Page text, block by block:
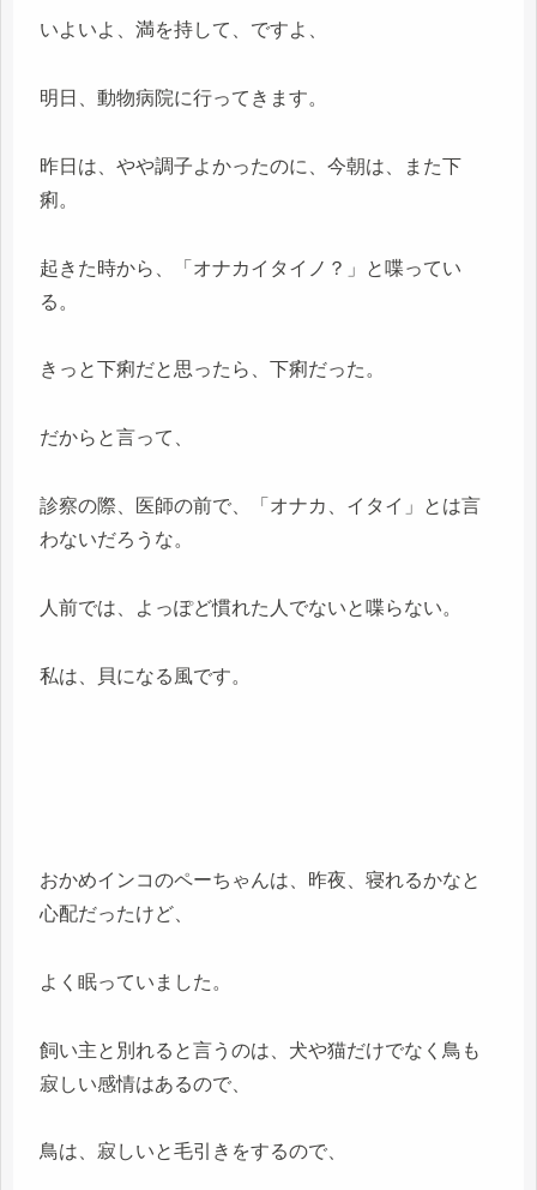
いよいよ、満を持して、ですよ、
明日、動物病院に行ってきます。
昨日は、やや調子よかったのに、今朝は、また下
痢。
起きた時から、「オナカイタイノ？」と喋ってい
る。
きっと下痢だと思ったら、下痢だった。
だからと言って、
診察の際、医師の前で、「オナカ、イタイ」とは言
わないだろうな。
人前では、よっぽど慣れた人でないと喋らない。
私は、貝になる風です。
おかめインコのペーちゃんは、昨夜、寝れるかなと
心配だったけど、
よく眠っていました。
飼い主と別れると言うのは、犬や猫だけでなく鳥も
寂しい感情はあるので、
鳥は、寂しいと毛引きをするので、